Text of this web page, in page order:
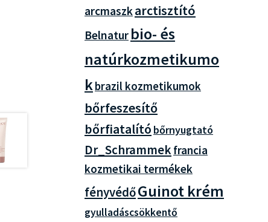
arcmaszkarctisztító
Belnatur bio- és
natúrkozmetikumo
kbrazil kozmetikumok
bőrfeszesítő
bőrfiatalító bőrnyugtató
Dr_Schrammekfrancia
kozmetikai termékek
fényvédőGuinot krém
gyulladáscsökkentő